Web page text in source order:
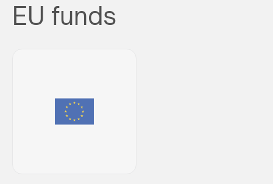
EU funds